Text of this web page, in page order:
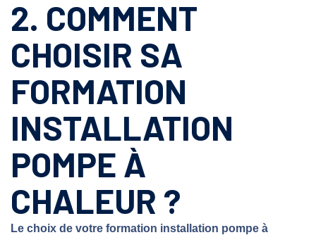
2. COMMENT
CHOISIR SA
FORMATION
INSTALLATION
POMPE À
CHALEUR ?
Le choix de votre formation installation pompe à